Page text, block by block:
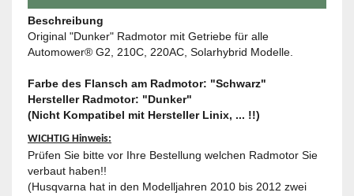
Beschreibung
Original "Dunker" Radmotor mit Getriebe für alle
Automower® G2, 210C, 220AC, Solarhybrid Modelle.
Farbe des Flansch am Radmotor: "Schwarz"
Hersteller Radmotor: "Dunker"
(Nicht Kompatibel mit Hersteller Linix, ... !!)
WICHTIG Hinweis:
Prüfen Sie bitte vor Ihre Bestellung welchen Radmotor Sie
verbaut haben!!
(Husqvarna hat in den Modelljahren 2010 bis 2012 zwei